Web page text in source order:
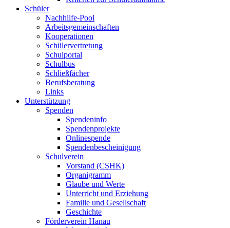
Schüler
Nachhilfe-Pool
Arbeitsgemeinschaften
Kooperationen
Schülervertretung
Schulportal
Schulbus
Schließfächer
Berufsberatung
Links
Unterstützung
Spenden
Spendeninfo
Spendenprojekte
Onlinespende
Spendenbescheinigung
Schulverein
Vorstand (CSHK)
Organigramm
Glaube und Werte
Unterricht und Erziehung
Familie und Gesellschaft
Geschichte
Förderverein Hanau